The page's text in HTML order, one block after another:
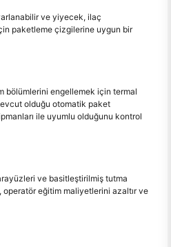
ve yiyecek, ilaç
paketleme çizgilerine uygun bir
bölümlerini engellemek için termal
olduğu otomatik paket
ile uyumlu olduğunu kontrol
ve basitleştirilmiş tutma
operatör eğitim maliyetlerini azaltır ve